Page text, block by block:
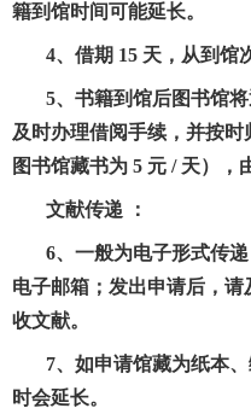
籍到馆时间可能延长。
4、借期 15 天，从到馆
5、书籍到馆后图书馆
及时办理借阅手续，并按
图书馆藏书为 5 元 / 天），
文献传递 ：
6、一般为电子形式传
电子邮箱；发出申请后，
收文献。
7、如申请馆藏为纸本
时会延长。